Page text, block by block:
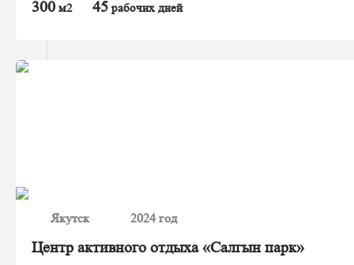
300 м2 45 рабочих дней
Якутск 2024 год
Центр активного отдыха «Салгын парк»